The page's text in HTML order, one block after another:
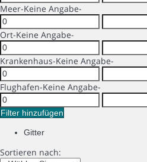
Meer-Keine Angabe-
Ort-Keine Angabe-
Krankenhaus-Keine Angabe-
Flughafen-Keine Angabe-
Filter hinzufügen
Gitter
Sortieren nach: